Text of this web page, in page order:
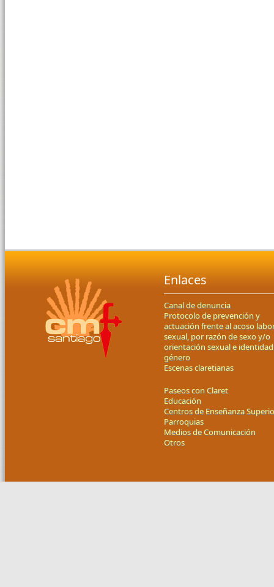
Enlaces
Canal de denuncia
Protocolo de prevención y
actuación frente al acoso
sexual, por razón de sexo y/o
orientación sexual e
género
Escenas claretianas
Paseos con Claret
Educación
Centros de Enseñanza
Parroquias
Medios de Comunicación
Otros